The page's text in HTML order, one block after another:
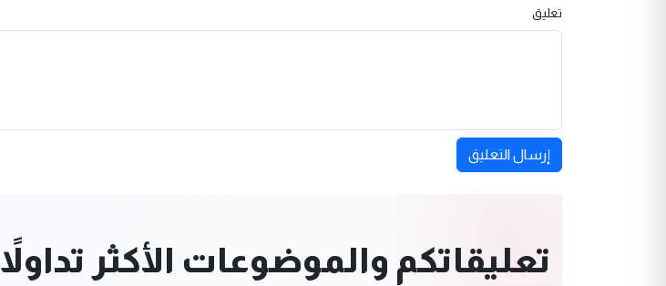
تعليق
إرسال التعليق
تعليقاتكم والموضوعات الأكثر تداولاً